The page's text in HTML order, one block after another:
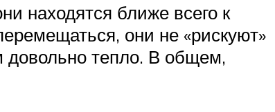
находятся ближе всего к
они не «рискуют»
довольно тепло. В общем,